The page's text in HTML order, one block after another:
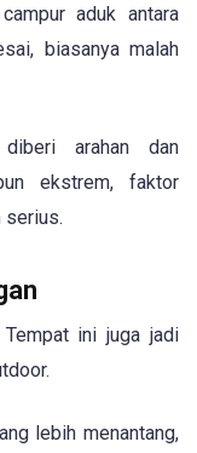
aduk antara
biasanya malah
arahan dan
ekstrem, faktor
serius.
ini juga jadi
lebih menantang,